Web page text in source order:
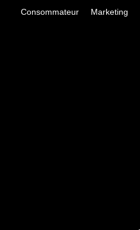
Consommateur Marketing